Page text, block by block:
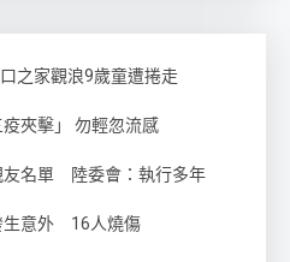
之家觀浪9歲童遭捲走
夾擊」 勿輕忽流感
友名單 陸委會：執行多年
生意外 16人燒傷